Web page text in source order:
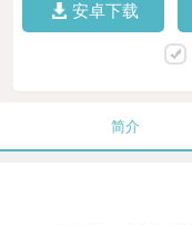
安卓下载
简介